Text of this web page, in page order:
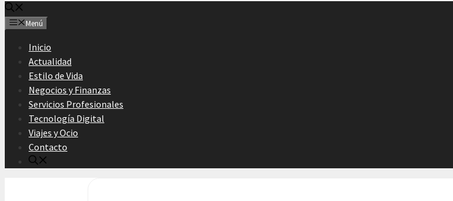
Menú
Inicio
Actualidad
Estilo de Vida
Negocios y Finanzas
Servicios Profesionales
Tecnología Digital
Viajes y Ocio
Contacto